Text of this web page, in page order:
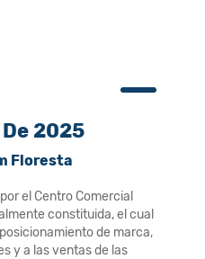
2025
Floresta
el Centro Comercial
constituida, el cual
de marca,
y a las ventas de las